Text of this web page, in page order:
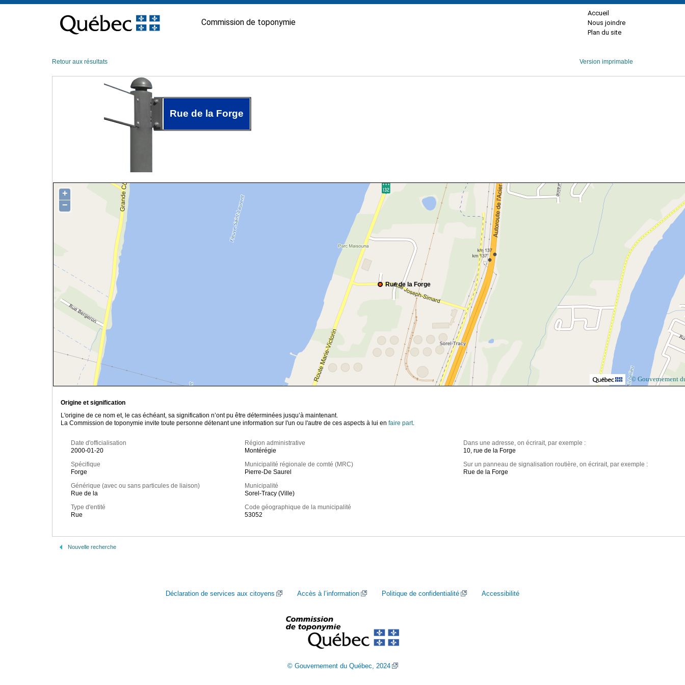
contenu
Commission de toponymie
Accueil
Nous joindre
Plan du site
Retour aux résultats Version imprimable
Rue de la Forge
Rue de la Forge
+
−
© Gouvernement
Origine et signification
L'origine de ce nom et, le cas échéant, sa signification n’ont pu être déterminées jusqu’à maintenant.
La Commission de toponymie invite toute personne détenant une information sur l'un ou l'autre de ces aspects à lui en faire part.
Date d'officialisation
2000-01-20
Spécifique
Forge
Générique (avec ou sans particules de liaison)
Rue de la
Type d'entité
Rue
Région administrative
Montérégie
Municipalité régionale de comté (MRC)
Pierre-De Saurel
Municipalité
Sorel-Tracy (Ville)
Code géographique de la municipalité
53052
Dans une adresse, on écrirait, par exemple :
10, rue de la Forge
Sur un panneau de signalisation routière, on écrirait, par exemple :
Rue de la Forge
Nouvelle recherche
Déclaration de services aux citoyens Accès à l’information Politique de confidentialité Accessibilité
© Gouvernement du Québec, 2024